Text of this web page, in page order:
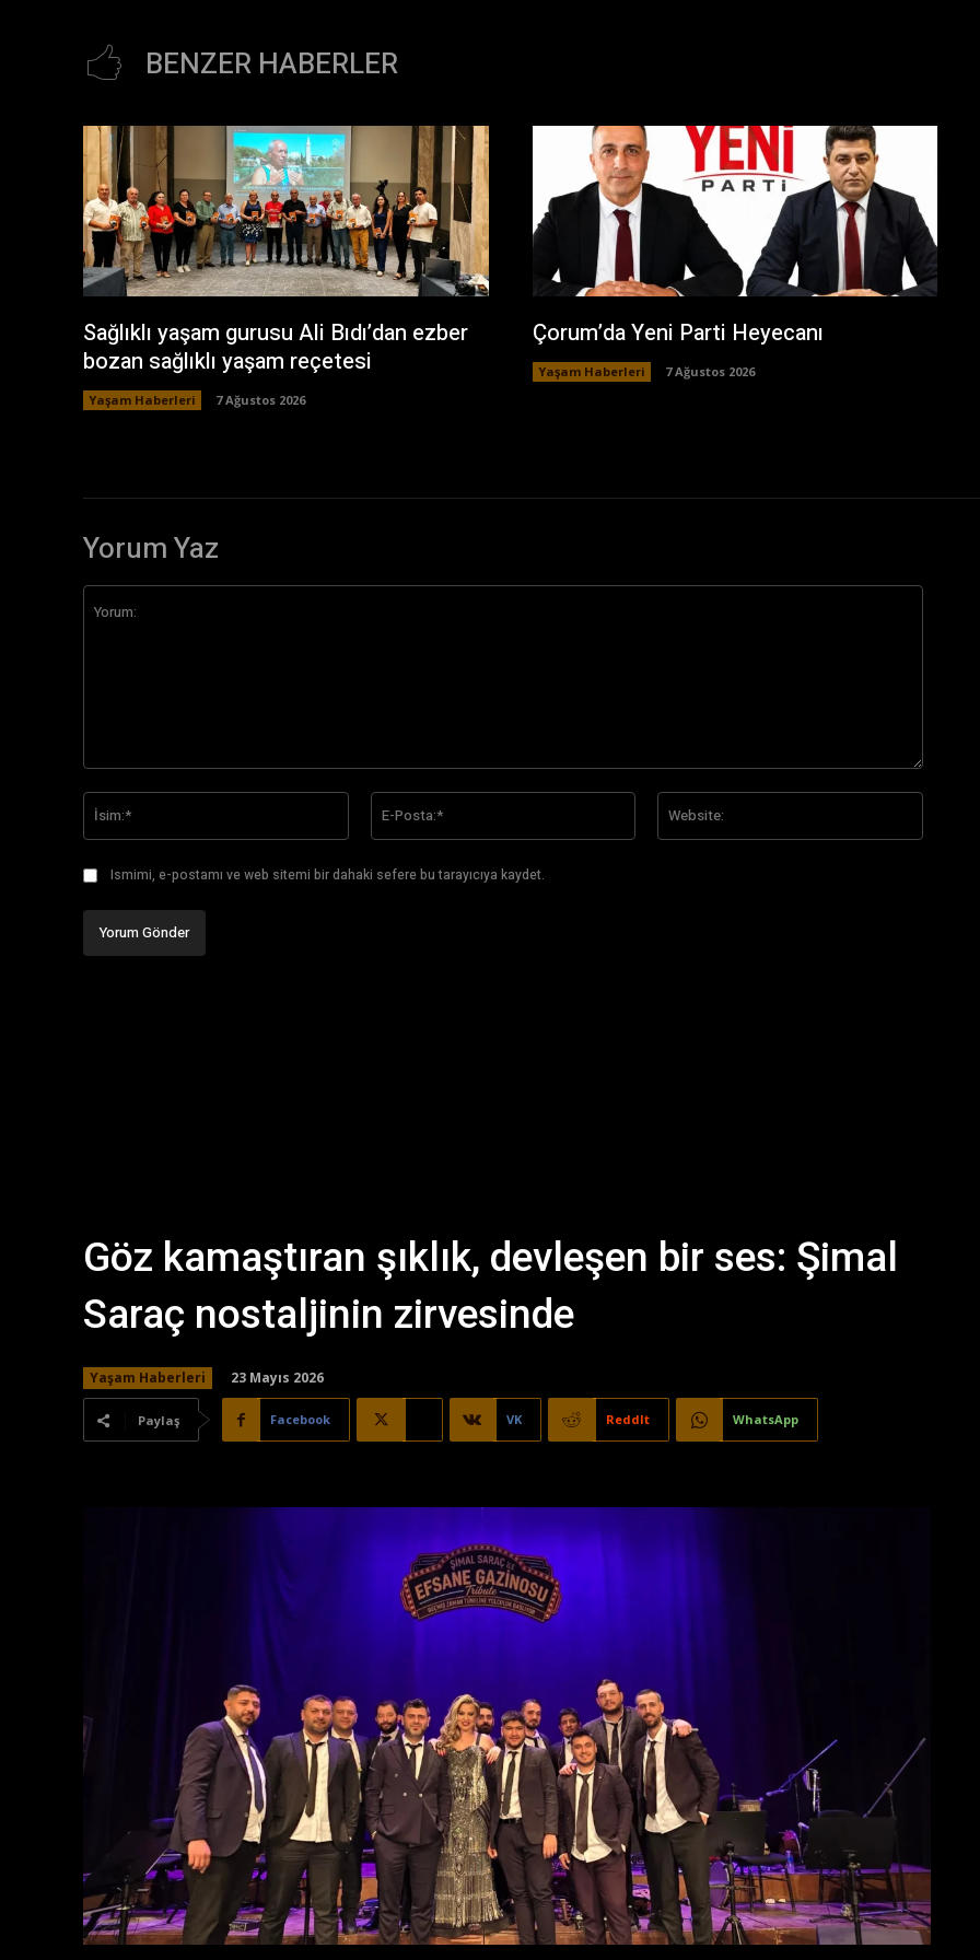
BENZER HABERLER
Sağlıklı yaşam gurusu Ali Bıdı’dan ezber
bozan sağlıklı yaşam reçetesi
Yaşam Haberleri 7 Ağustos 2026
Çorum’da Yeni Parti Heyecanı
Yaşam Haberleri 7 Ağustos 2026
Yorum Yaz
Posta:*
Ismimi, e-postamı ve web sitemi bir dahaki sefere bu tarayıcıya kaydet.